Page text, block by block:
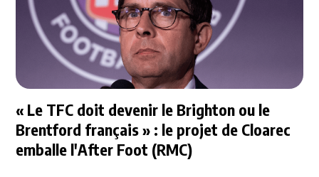
« Le TFC doit devenir le Brighton ou le
Brentford français » : le projet de Cloarec
emballe l'After Foot (RMC)